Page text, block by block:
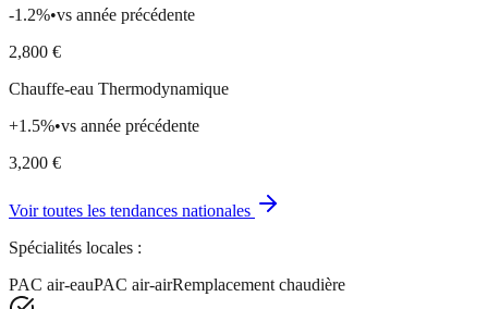
-1.2%•vs année précédente
2,800 €
Chauffe-eau Thermodynamique
+1.5%•vs année précédente
3,200 €
Voir toutes les tendances nationales
Spécialités locales :
PAC air-eauPAC air-airRemplacement chaudière